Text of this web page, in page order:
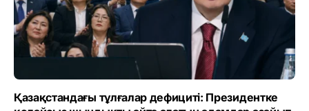
Қазақстандағы тұлғалар дефициті: Президентке